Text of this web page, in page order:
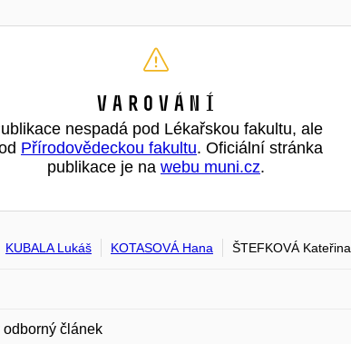
Varování
nespadá pod Lékařskou fakultu, ale
Přírodovědeckou fakultu. Oficiální stránka
publikace je na webu muni.cz.
KUBALA Lukáš KOTASOVÁ Hana ŠTEFKOVÁ Kateřina
odborný článek